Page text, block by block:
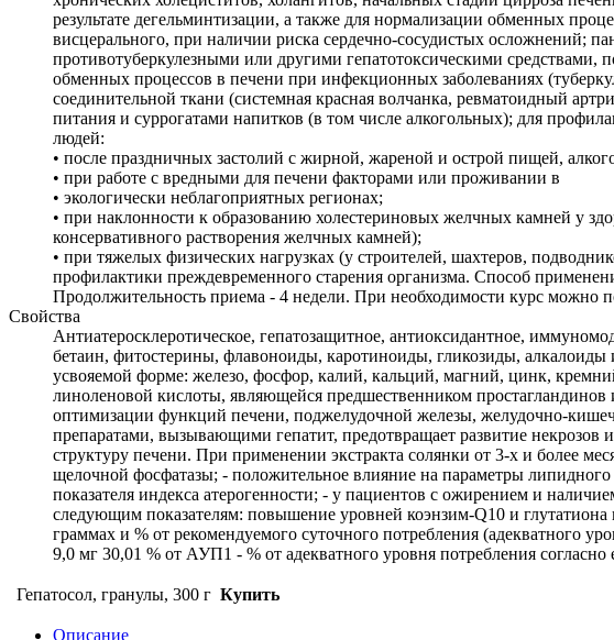
результате дегельминтизации, а также для нормализации обменных
висцерального, при наличии риска сердечно-сосудистых осложнений;
противотуберкулезными или другими гепатотоксическими средствами,
обменных процессов в печени при инфекционных заболеваниях
соединительной ткани (системная красная волчанка, ревматоидный
питания и суррогатами напитков (в том числе алкогольных); для
людей:
• после праздничных застолий с жирной, жареной и острой пищей,
• при работе с вредными для печени факторами или проживании в
• экологически неблагоприятных регионах;
• при наклонности к образованию холестериновых желчных камней у
консервативного растворения желчных камней);
• при тяжелых физических нагрузках (у строителей, шахтеров,
профилактики преждевременного старения организма. Способ
Продолжительность приема - 4 недели. При необходимости курс можно
Свойства
Антиатеросклеротическое, гепатозащитное, антиоксидантное,
бетаин, фитостерины, флавоноиды, каротиноиды, гликозиды,
усвояемой форме: железо, фосфор, калий, кальций, магний, цинк,
линоленовой кислоты, являющейся предшественником простагландинов
оптимизации функций печени, поджелудочной железы, желудочно-
препаратами, вызывающими гепатит, предотвращает развитие
структуру печени. При применении экстракта солянки от 3-х и более
щелочной фосфатазы; - положительное влияние на параметры
показателя индекса атерогенности; - у пациентов с ожирением и
следующим показателям: повышение уровней коэнзим-Q10 и
граммах и % от рекомендуемого суточного потребления (адекватного
9,0 мг 30,01 % от АУП1 - % от адекватного уровня потребления
Гепатосол, гранулы, 300 г Купить
Описание